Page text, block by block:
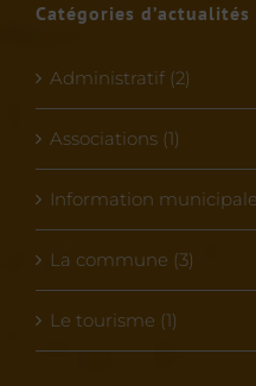
Catégories d’actualités
Administratif (2)
Associations (1)
Information municipale
La commune (3)
Le tourisme (1)